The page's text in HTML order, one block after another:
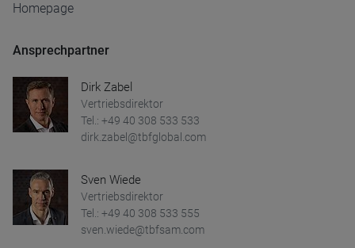
Homepage
Ansprechpartner
Dirk Zabel
Vertriebsdirektor
Tel.: +49 40 308 533 533
dirk.zabel@tbfglobal.com
Sven Wiede
Vertriebsdirektor
Tel.: +49 40 308 533 555
sven.wiede@tbfsam.com